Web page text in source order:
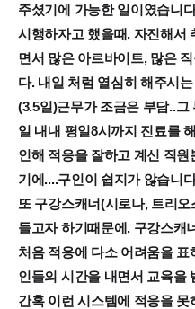
주셨기에 가능한 일이였습니
시행하자고 했을때, 자진해서
면서 많은 아르바이트, 많은
다. 내일 처럼 열심히 해주시
(3.5일)근무가 조금은 부담..
일 내내 평일8시까지 진료를
인해 적응을 잘하고 계신 직
기에....구인이 쉽지가 않습니
또 구강스캐너(시로나, 트리
들고자 하기때문에, 구강스캐
처음 적응에 다소 어려움을
인들의 시간을 내면서 교육을
간혹 이런 시스템에 적응을